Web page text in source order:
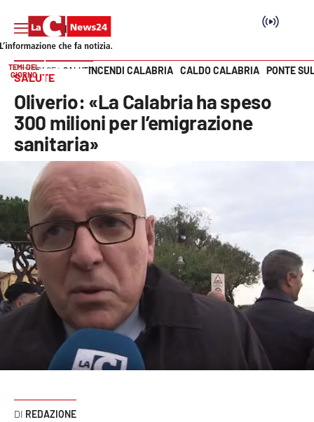
SEZIONI
Cronaca
Politica
Attualità
Economia e lavoro
Italia Mondo
Sport
Vai
TEMI DEL
GIORNO
INCENDI CALABRIA CALDO CALABRIA PONTE
HOME PAGE SALUTE
SALUTE
Oliverio: «La Calabria ha speso
300 milioni per l’emigrazione
sanitaria»
REDAZIONE